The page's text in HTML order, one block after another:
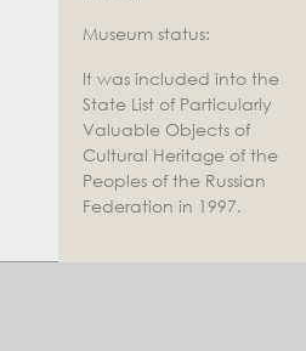
Museum status:
It was included into the
State List of Particularly
Valuable Objects of
Cultural Heritage of the
Peoples of the Russian
Federation in 1997.